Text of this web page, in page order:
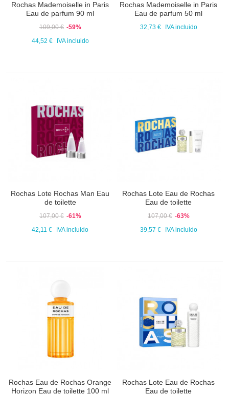
Rochas Mademoiselle in Paris
Eau de parfum 90 ml
109,00 € -59%
44,52 €
IVA incluido
Rochas Mademoiselle in Paris
Eau de parfum 50 ml
32,73 € IVA incluido
Rochas Lote Rochas Man Eau
de toilette
107,00 € -61%
42,11 €
IVA incluido
Rochas Lote Eau de Rochas
Eau de toilette
107,00 € -63%
39,57 €
IVA incluido
Rochas Eau de Rochas Orange
Horizon Eau de toilette 100 ml
Rochas Lote Eau de Rochas
Eau de toilette